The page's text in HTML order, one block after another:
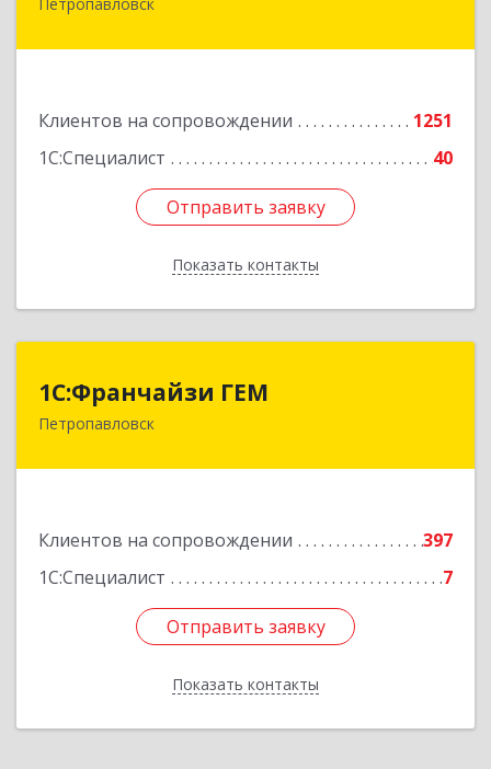
Клиентов на сопровождении
1251
1С:Специалист
40
Отправить заявку
Показать контакты
150013, Казахстан, СКО, г.Петропавловск,
Отправить заявку
Назад
1С:Франчайзи ГЕМ
Петропавловск
Клиентов на сопровождении
397
1С:Специалист
7
Отправить заявку
Показать контакты
Отправить заявку
Назад